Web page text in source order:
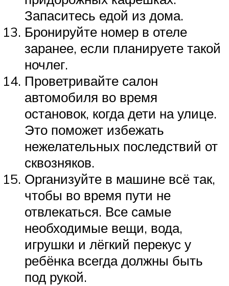
Запаситесь едой из дома.
Бронируйте номер в отеле
заранее, если планируете такой
ночлег.
Проветривайте салон
автомобиля во время
остановок, когда дети на улице.
Это поможет избежать
нежелательных последствий от
сквозняков.
Организуйте в машине всё так,
чтобы во время пути не
отвлекаться. Все самые
необходимые вещи, вода,
игрушки и лёгкий перекус у
ребёнка всегда должны быть
под рукой.